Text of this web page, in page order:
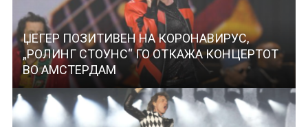
ЏЕГЕР ПОЗИТИВЕН НА КОРОНАВИРУС,
„РОЛИНГ СТОУНС“ ГО ОТКАЖА КОНЦЕРТОТ
ВО АМСТЕРДАМ